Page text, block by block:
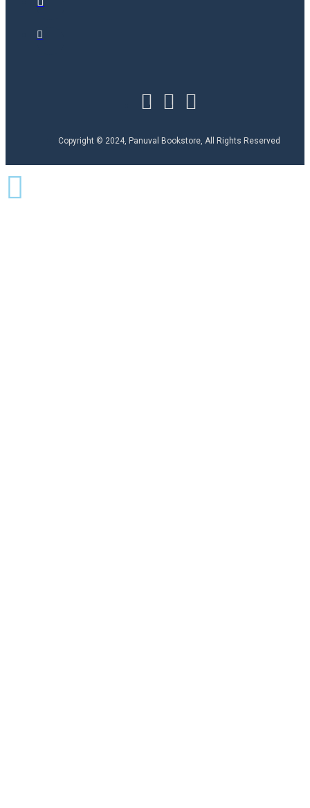
Copyright © 2024, Panuval Bookstore, All Rights Reserved